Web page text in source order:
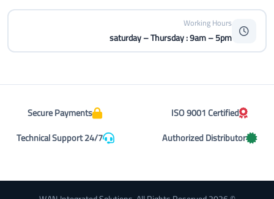
Working Hours
saturday – Thursday : 9am – 5pm
ISO 9001 Certified
Secure Payments
Authorized Distributor
Technical Support 24/7